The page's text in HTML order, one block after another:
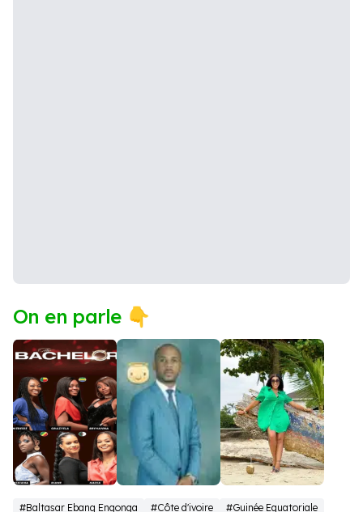
On en parle 👇
Bachelor
Baltasar
Emma
#Baltasar Ebang Engonga #Côte d'ivoire #Guinée Equatoriale